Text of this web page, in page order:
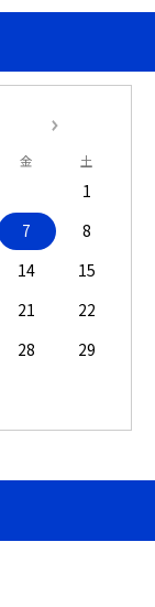
金 土
1
7
8
14
15
21
22
28
29